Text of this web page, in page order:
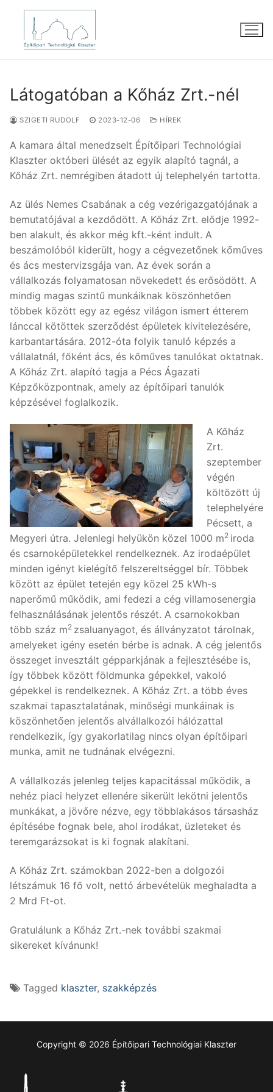
Ugrás
tartalomra
Látogatóban a Kőház Zrt.-nél
SZIGETI RUDOLF 2023-12-06 HÍREK
A kamara által menedzselt Építőipari Technológiai
Klaszter októberi ülését az egyik alapító tagnál, a
Kőház Zrt. nemrégiben átadott új telephelyén tartotta.
Az ülés Nemes Csabának a cég vezérigazgatójának a
bemutatójával a kezdődött. A Kőház Zrt. elődje 1992-
ben alakult, és akkor még kft.-ként indult. A
beszámolóból kiderült, hogy a cégvezetőnek kőműves
és ács mestervizsgája van. Az évek során a
vállalkozás folyamatosan növekedett és erősödött. A
mindig magas szintű munkáiknak köszönhetően
többek között egy az egész világon ismert étterem
lánccal kötöttek szerződést épületek kivitelezésére,
karbantartására. 2012-óta folyik tanuló képzés a
vállalatnál, főként ács, és kőműves tanulókat oktatnak.
A Kőház Zrt. alapító tagja a Pécs Ágazati
Képzőközpontnak, amely az építőipari tanulók
képzésével foglalkozik.
A Kőház
Zrt.
szeptember
végén
költözött új
telephelyére
Pécsett, a
Megyeri útra. Jelenlegi helyükön közel 1000 m2 iroda
és csarnoképületekkel rendelkeznek. Az irodaépület
minden igényt kielégítő felszereltséggel bír. Többek
között az épület tetején egy közel 25 kWh-s
naperőmű működik, ami fedezi a cég villamosenergia
felhasználásának jelentős részét. A csarnokokban
több száz m2 zsaluanyagot, és állványzatot tárolnak,
amelyeket igény esetén bérbe is adnak. A cég jelentős
összeget invesztált gépparkjának a fejlesztésébe is,
így többek között földmunka gépekkel, vakoló
gépekkel is rendelkeznek. A Kőház Zrt. a több éves
szakmai tapasztalatának, minőségi munkáinak is
köszönhetően jelentős alvállalkozói hálózattal
rendelkezik, így gyakorlatilag nincs olyan építőipari
munka, amit ne tudnának elvégezni.
A vállalkozás jelenleg teljes kapacitással működik, a
nehéz piaci helyzet ellenére sikerült lekötni jelentős
munkákat, a jövőre nézve, egy többlakásos társasház
építésébe fognak bele, ahol irodákat, üzleteket és
teremgarázsokat is ki fognak alakítani.
A Kőház Zrt. számokban 2022-ben a dolgozói
létszámuk 16 fő volt, nettó árbevételük meghaladta a
2 Mrd Ft-ot.
Gratulálunk a Kőház Zrt.-nek további szakmai
sikereket kívánunk!
Tagged klaszter, szakképzés
Copyright © 2026 Építőipari Technológiai Klaszter